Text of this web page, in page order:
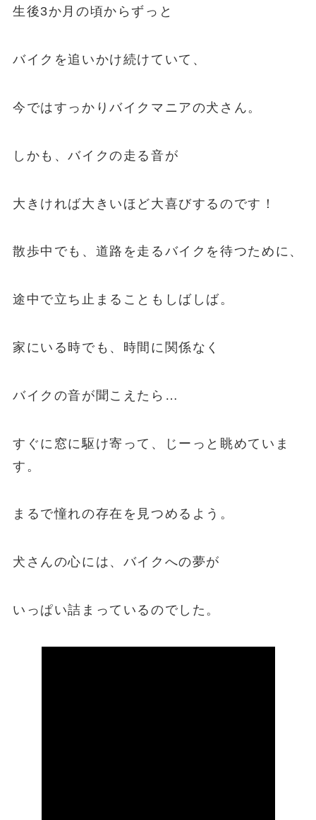
生後3か月の頃からずっと
バイクを追いかけ続けていて、
今ではすっかりバイクマニアの犬さん。
しかも、バイクの走る音が
大きければ大きいほど大喜びするのです！
散歩中でも、道路を走るバイクを待つために、
途中で立ち止まることもしばしば。
家にいる時でも、時間に関係なく
バイクの音が聞こえたら…
すぐに窓に駆け寄って、じーっと眺めていま
す。
まるで憧れの存在を見つめるよう。
犬さんの心には、バイクへの夢が
いっぱい詰まっているのでした。